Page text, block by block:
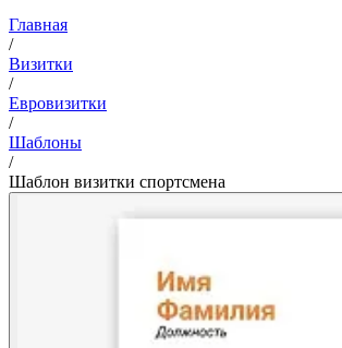
Главная
/
Визитки
/
Евровизитки
/
Шаблоны
/
Шаблон визитки спортсмена